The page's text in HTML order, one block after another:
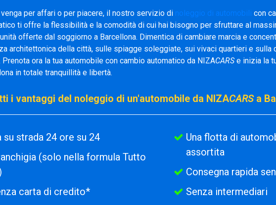
venga per affari o per piacere, il nostro servizio di noleggio di automobili con
ti offre la flessibilità e la comodità di cui hai bisogno per sfruttare al
offerte dal soggiorno a Barcellona. Dimentica di cambiare marcia e
architettonica della città, sulle spiagge soleggiate, sui vivaci quartieri e sulla
Prenota ora la tua automobile con cambio automatico da NIZACARSe inizia la
in totale tranquillità e libertà.
i vantaggi del noleggio di un'automobile da NIZACARSa
su strada 24 ore su 24
(solo nella formula Tutto
carta di credito*
Una flotta di
assortita
Consegna rapida
Senza intermediari